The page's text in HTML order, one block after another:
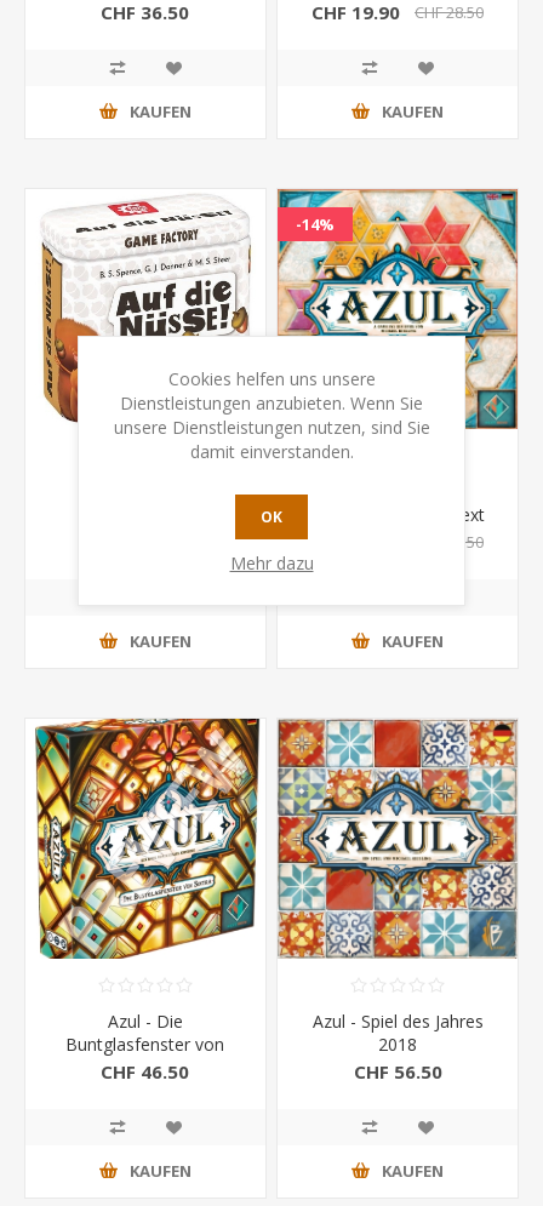
CHF 36.50
KAUFEN
CHF 19.90 CHF 28.50
KAUFEN
KAUFEN
-14%
Sommerpavillon (Next
CHF 46.50
KAUFEN
Azul - Die
Buntglasfenster von
Sintra
CHF 46.50
KAUFEN
Azul - Spiel des Jahres
2018
CHF 56.50
KAUFEN
Cookies helfen uns unsere
Dienstleistungen anzubieten. Wenn Sie
unsere Dienstleistungen nutzen, sind Sie
damit einverstanden.
OK
Mehr dazu